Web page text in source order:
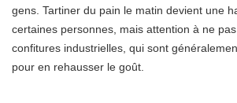
gens. Tartiner du pain le matin devient une
certaines personnes, mais attention à ne
confitures industrielles, qui sont
pour en rehausser le goût.